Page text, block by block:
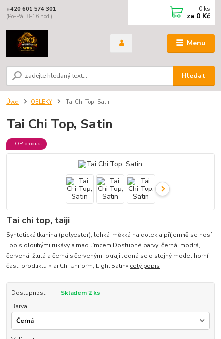
Menu
Hledat
+420 601 574 301
(Po-Pá, 8-16 hod.)
0 ks
za 0 Kč
Úvod OBLEKY Tai Chi Top, Satin
Tai Chi Top, Satin
TOP produkt
Tai chi top, taiji
Syntetická tkanina (polyester), lehká, měkká na dotek a příjemně se nosí
Top s dlouhými rukávy a mao límcem Dostupné barvy: černá, modrá,
červená, žlutá a černá s červenými okraji Jedná se o stejný model horní
části produktu «Tai Chi Uniform, Light Satin» celý popis
Dostupnost
Skladem 2 ks
Barva